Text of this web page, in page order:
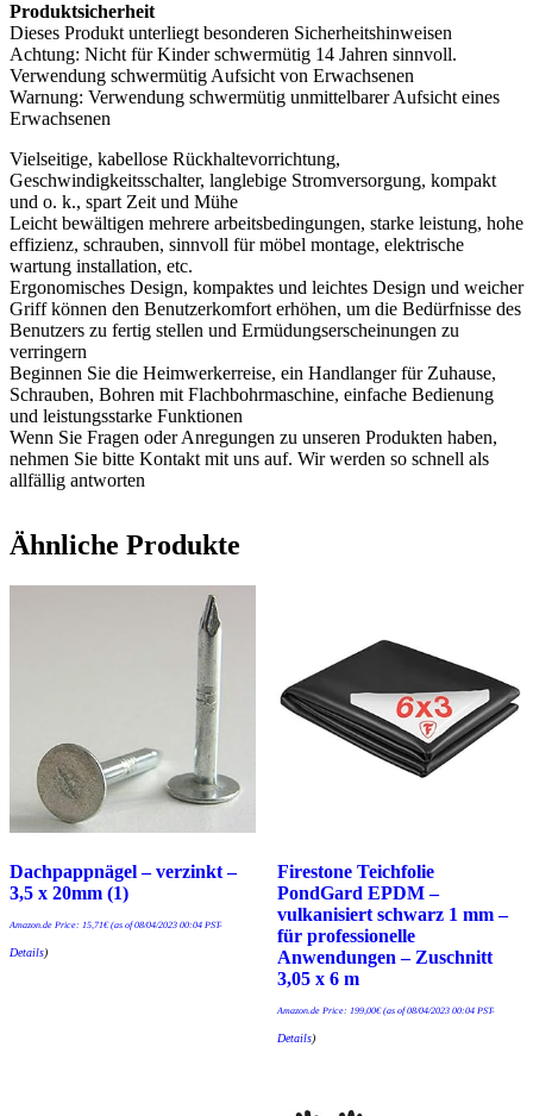
Produktsicherheit
Dieses Produkt unterliegt besonderen Sicherheitshinweisen
Achtung: Nicht für Kinder schwermütig 14 Jahren sinnvoll.
Verwendung schwermütig Aufsicht von Erwachsenen
Warnung: Verwendung schwermütig unmittelbarer Aufsicht eines
Erwachsenen
Vielseitige, kabellose Rückhaltevorrichtung,
Geschwindigkeitsschalter, langlebige Stromversorgung, kompakt
und o. k., spart Zeit und Mühe
Leicht bewältigen mehrere arbeitsbedingungen, starke leistung, hohe
effizienz, schrauben, sinnvoll für möbel montage, elektrische
wartung installation, etc.
Ergonomisches Design, kompaktes und leichtes Design und weicher
Griff können den Benutzerkomfort erhöhen, um die Bedürfnisse des
Benutzers zu fertig stellen und Ermüdungserscheinungen zu
verringern
Beginnen Sie die Heimwerkerreise, ein Handlanger für Zuhause,
Schrauben, Bohren mit Flachbohrmaschine, einfache Bedienung
und leistungsstarke Funktionen
Wenn Sie Fragen oder Anregungen zu unseren Produkten haben,
nehmen Sie bitte Kontakt mit uns auf. Wir werden so schnell als
allfällig antworten
Ähnliche Produkte
Dachpappnägel – verzinkt –
3,5 x 20mm (1)
Amazon.de Price: 15,71€(as of 08/04/2023 00:04 PST-
Details)
Firestone Teichfolie
PondGard EPDM –
vulkanisiert schwarz 1 mm –
für professionelle
Anwendungen – Zuschnitt
3,05 x 6 m
Amazon.de Price: 199,00€(as of 08/04/2023 00:04 PST-
Details)